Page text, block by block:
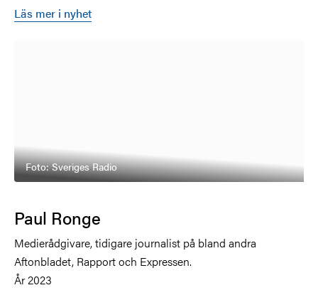
Läs mer i nyhet
Foto: Sveriges Radio
Paul Ronge
Medierådgivare, tidigare journalist på bland andra
Aftonbladet, Rapport och Expressen.
År 2023